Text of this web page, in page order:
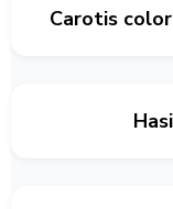
Carotis